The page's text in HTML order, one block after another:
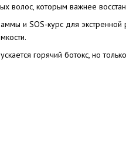
волос, которым важнее
и SOS-курс для
горячий ботокс, но